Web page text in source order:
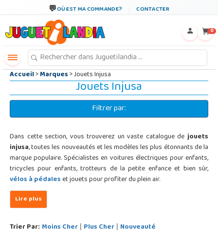
OÙ EST MA COMMANDE? CONTACTER
0
Accueil>Marques> Jouets Injusa
Jouets Injusa
Filtrer par:
Dans cette section, vous trouverez un vaste catalogue de jouets
injusa, toutes les nouveautés et les modèles les plus étonnants de la
marque populaire. Spécialistes en voitures électriques pour enfants,
tricycles pour enfants, trotteurs de la petite enfance et bien sûr,
vélos à pédaleset jouets pour profiter du plein air.
Trier Par: Moins Cher | Plus Cher | Nouveauté